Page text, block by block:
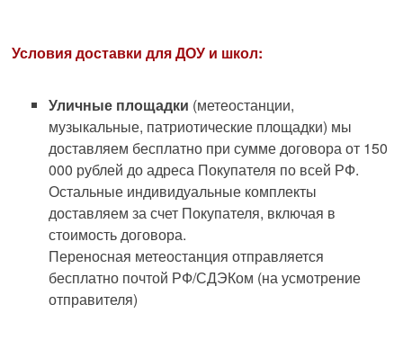
Условия доставки для ДОУ и школ:
Уличные площадки (метеостанции,
музыкальные, патриотические площадки) мы
доставляем бесплатно при сумме договора от 150
000 рублей до адреса Покупателя по всей РФ.
Остальные индивидуальные комплекты
доставляем за счет Покупателя, включая в
стоимость договора.
Переносная метеостанция отправляется
бесплатно почтой РФ/СДЭКом (на усмотрение
отправителя)